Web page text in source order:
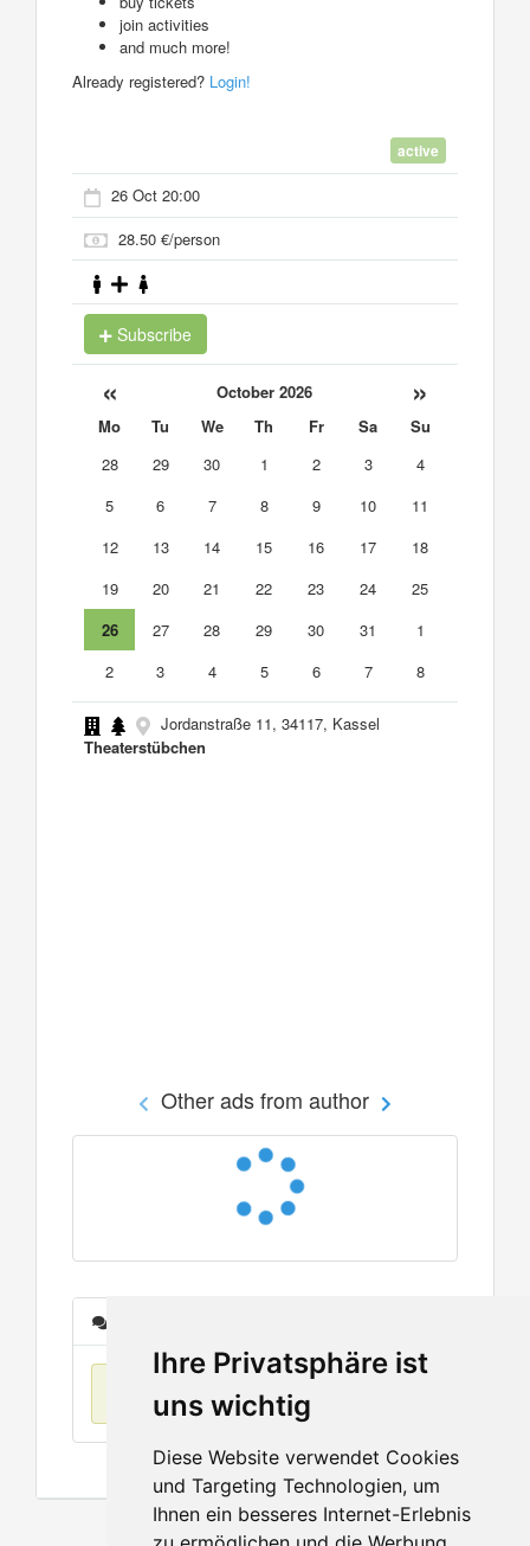
Ihre Privatsphäre ist
uns wichtig
Diese Website verwendet Cookies
und Targeting Technologien, um
Ihnen ein besseres Internet-Erlebnis
join activities
and much more!
Already registered? Login!
active
26 Oct 20:00
28.50 €/person
Subscribe
« October 2026 »
Mo Tu We Th Fr Sa
Su
28
29 30 1 2 3
4
5
6 7 8 9 10
11
12
13 14 15 16 17
18
19
20 21 22 23 24
25
26
27 28 29 30 31
1
2
3 4 5 6 7 8
Jordanstraße 11, 34117, Kassel
Theaterstübchen
Other ads from author
No items found